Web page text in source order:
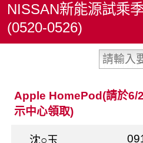
NISSAN新能源試乘
(0520-0526)
Apple HomePod(請於6/
示中心領取)
沈○玉